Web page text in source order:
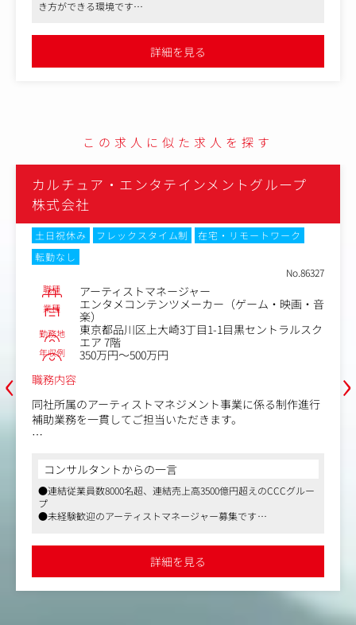
ら施策の企画・実行・改善までを推進し、ブランドの認
知・売上の成長を支援していくポジションです。
- チャーンリスクの特定および改善施策の推進
- 契約更新に向けたコミュニケーション設計
- アップセル／クロスセルの戦略立案および実行
- カスタマーサクセスの業務フロー設計・改善
■LIPS for BRANDSとは
「LIPS for BRANDS」は、LIPS上に美容ブランドの公式ア
カウントを開設し、ブランドとユーザーをつなぎ、継続的
なコミュニケーションを通じてファン化を促進するマーケ
データを活用しながら、ターゲット設計からコンテンツ企
画、施策の実行・改善までを一貫して支援し、ブランドの
認知拡大から購買につながる体験を設計します。
き方ができる環境です
レッジが効く経験が得られます詳細を見る
この求人に似た求人を探す
‹
カルチュア・エンタテインメントグループ
株式会社
土日祝休み フレックスタイム制
在宅・リモートワーク
転勤なし
No.86327
職種 アーティストマネージャー
業種
エンタメコンテンツメーカー（ゲーム・映画・音
楽）
勤務地
東京都品川区上大崎3丁目1-1目黒セントラルスク
エア 7階
年収例
350万円～500万円
職務内容
同社所属のアーティストマネジメント事業に係る制作進行
補助業務を一貫してご担当いただきます。
・制作進行管理：スケジュール管理、スタッフや外注先と
の調整・連携、業務進捗の管理
・サポート業務：アーティストマネージャーやプロデュー
サーの補佐、資料作成、会議準備
・予算/調整管理：スタジオ利用料、スタッフ報酬、外注
・制作ディレクション補助：楽曲制作の進捗チェック、ス
タジオやスタッフの手配、クオリティ確認
コンサルタントからの一言
●連結従業員数8000名超、連結売上高3500億円超えのCCCグルー
プ
●未経験歓迎のアーティストマネージャー募集です
詳細を見る
›